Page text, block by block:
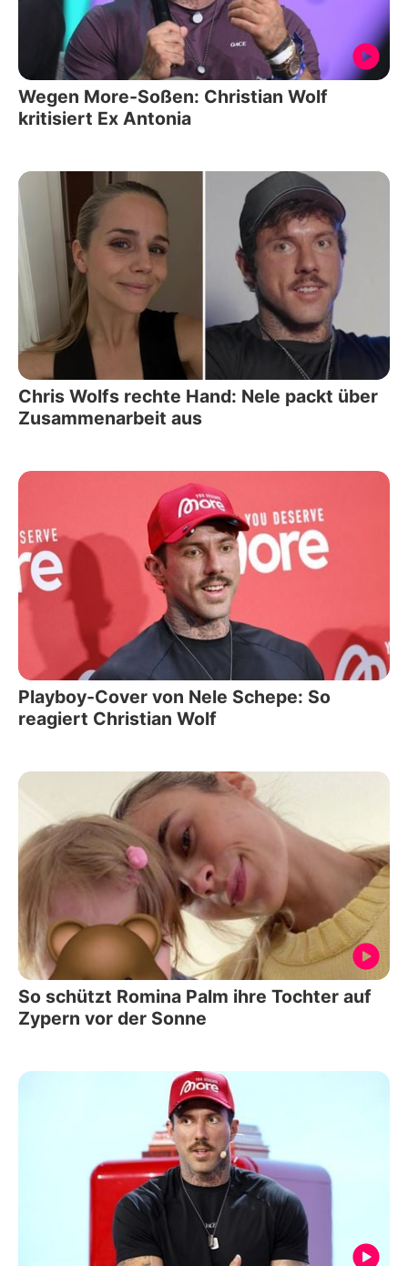
Wegen More-Soßen: Christian Wolf
kritisiert Ex Antonia
Chris Wolfs rechte Hand: Nele packt über
Zusammenarbeit aus
Playboy-Cover von Nele Schepe: So
reagiert Christian Wolf
So schützt Romina Palm ihre Tochter auf
Zypern vor der Sonne